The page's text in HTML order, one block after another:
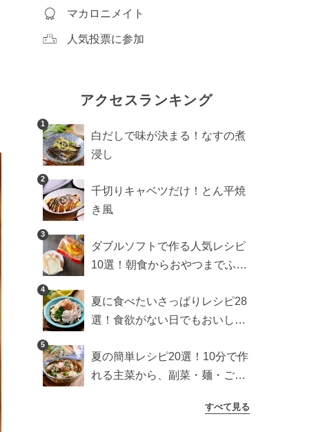
マカロニメイト
人気投票に参加
アクセスランキング
1
白だしで味が決まる！なすの煮
浸し
2
千切りキャベツだけ！とん平焼
き風
3
ダブルソフトで作る人気レシピ
10選！朝食からおやつまでふん
4
夏に食べたいさっぱりレシピ28
選！食欲がない日でもおいしい
5
夏の簡単レシピ20選！10分で作
れる主菜から、副菜・麺・ごは
すべて見る